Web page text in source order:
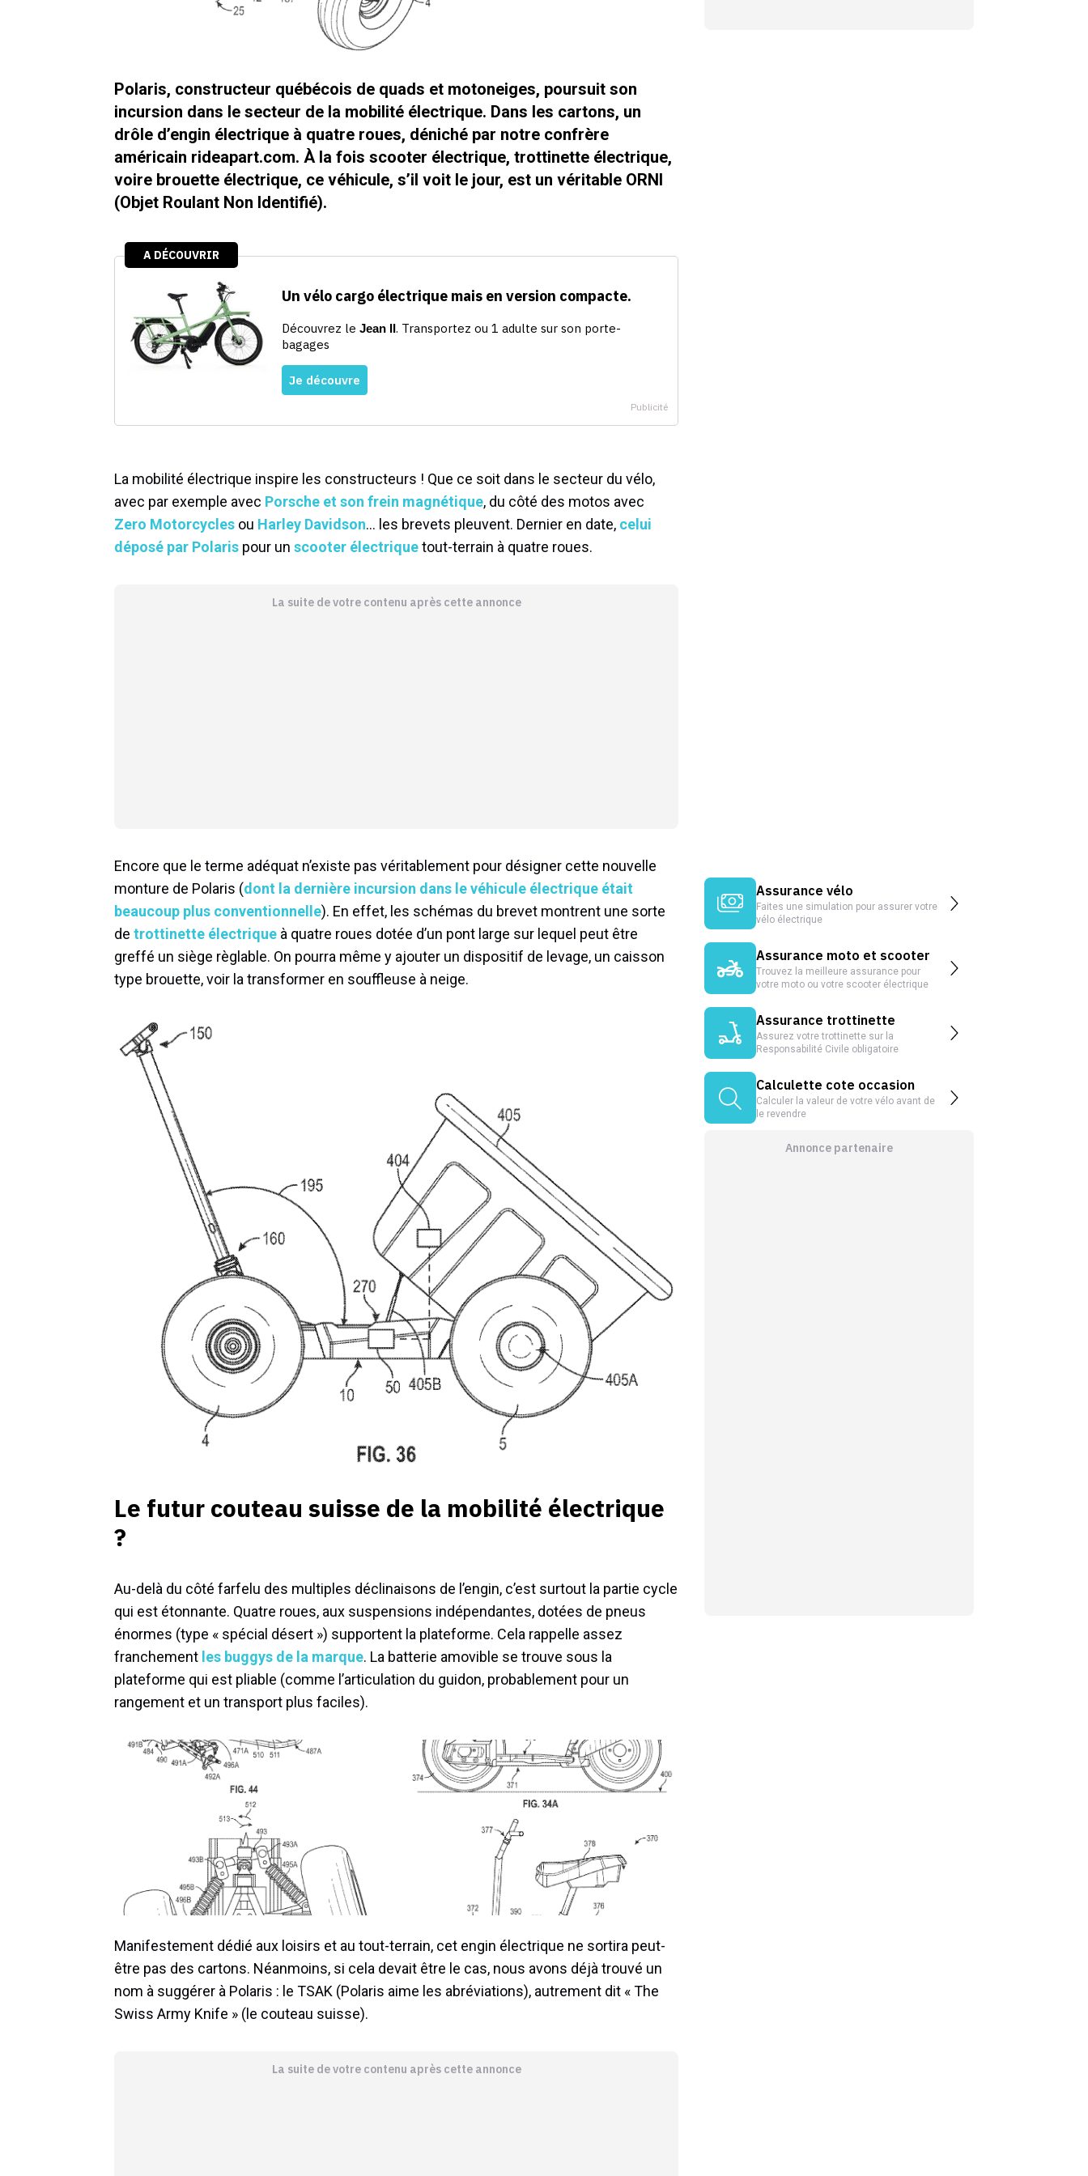
Polaris, constructeur québécois de quads et motoneiges, poursuit son
incursion dans le secteur de la mobilité électrique. Dans les cartons, un
drôle d’engin électrique à quatre roues, déniché par notre confrère
américain rideapart.com. À la fois scooter électrique, trottinette électrique,
voire brouette électrique, ce véhicule, s’il voit le jour, est un véritable ORNI
(Objet Roulant Non Identifié).
La mobilité électrique inspire les constructeurs ! Que ce soit dans le secteur du vélo,
avec par exemple avec Porsche et son frein magnétique, du côté des motos avec
Zero Motorcycles ou Harley Davidson… les brevets pleuvent. Dernier en date, celui
déposé par Polaris pour un scooter électriquetout-terrain à quatre roues.
La suite de votre contenu après cette annonce
Encore que le terme adéquat n’existe pas véritablement pour désigner cette nouvelle
monture de Polaris (dont la dernière incursion dans le véhicule électrique était
beaucoup plus conventionnelle). En effet, les schémas du brevet montrent une sorte
de trottinette électrique à quatre roues dotée d’un pont large sur lequel peut être
greffé un siège règlable. On pourra même y ajouter un dispositif de levage, un caisson
type brouette, voir la transformer en souffleuse à neige.
Le futur couteau suisse de la mobilité électrique
?
Au-delà du côté farfelu des multiples déclinaisons de l’engin, c’est surtout la partie cycle
qui est étonnante. Quatre roues, aux suspensions indépendantes, dotées de pneus
énormes (type « spécial désert ») supportent la plateforme. Cela rappelle assez
franchement les buggys de la marque. La batterie amovible se trouve sous la
plateforme qui est pliable (comme l’articulation du guidon, probablement pour un
rangement et un transport plus faciles).
Manifestement dédié aux loisirs et au tout-terrain, cet engin électrique ne sortira peut-
être pas des cartons. Néanmoins, si cela devait être le cas, nous avons déjà trouvé un
nom à suggérer à Polaris : le TSAK (Polaris aime les abréviations), autrement dit « The
Swiss Army Knife » (le couteau suisse).
La suite de votre contenu après cette annonce
Assurance vélo
Faites une simulation pour assurer votre
vélo électrique
Assurance moto et scooter
Trouvez la meilleure assurance pour
votre moto ou votre scooter électrique
Assurance trottinette
Assurez votre trottinette sur la
Responsabilité Civile obligatoire
Calculette cote occasion
Calculer la valeur de votre vélo avant de
le revendre
Annonce partenaire